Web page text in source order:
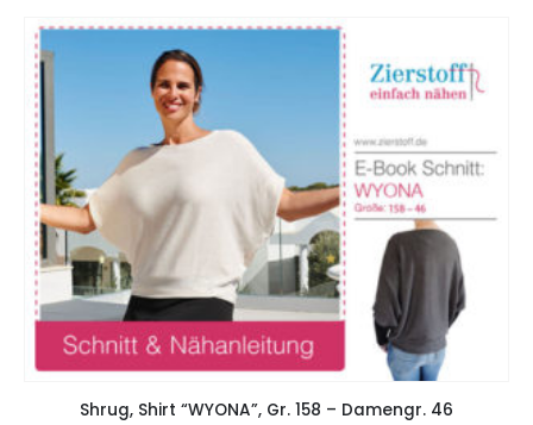
Shrug, Shirt “WYONA”, Gr. 158 – Damengr. 46